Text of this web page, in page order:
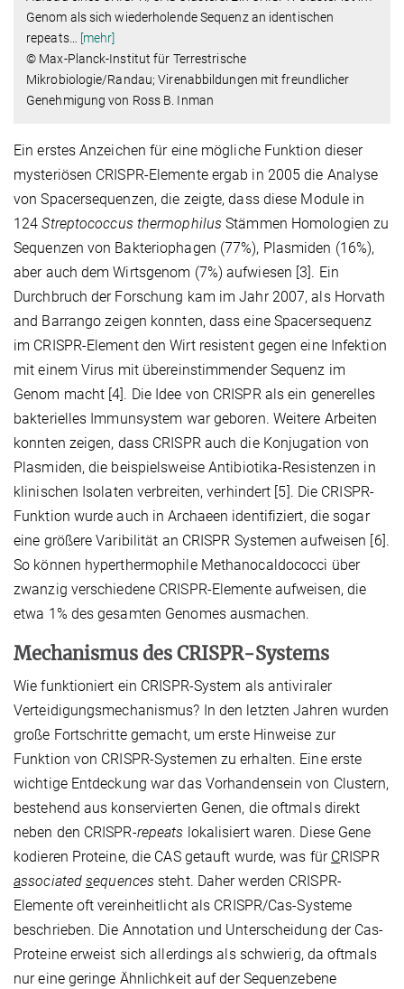
Genom als sich wiederholende Sequenz an identischen
repeats… [mehr]
© Max-Planck-Institut für Terrestrische
Mikrobiologie/Randau; Virenabbildungen mit freundlicher
Genehmigung von Ross B. Inman
Ein erstes Anzeichen für eine mögliche Funktion dieser
mysteriösen CRISPR-Elemente ergab in 2005 die Analyse
von Spacersequenzen, die zeigte, dass diese Module in
124Streptococcus thermophilus Stämmen Homologien zu
Sequenzen von Bakteriophagen (77%), Plasmiden (16%),
aber auch dem Wirtsgenom (7%) aufwiesen [3]. Ein
Durchbruch der Forschung kam im Jahr 2007, als Horvath
and Barrango zeigen konnten, dass eine Spacersequenz
im CRISPR-Element den Wirt resistent gegen eine Infektion
mit einem Virus mit übereinstimmender Sequenz im
Genom macht [4]. Die Idee von CRISPR als ein generelles
bakterielles Immunsystem war geboren. Weitere Arbeiten
konnten zeigen, dass CRISPR auch die Konjugation von
Plasmiden, die beispielsweise Antibiotika-Resistenzen in
klinischen Isolaten verbreiten, verhindert [5]. Die CRISPR-
Funktion wurde auch in Archaeen identifiziert, die sogar
eine größere Varibilität an CRISPR Systemen aufweisen [6].
So können hyperthermophile Methanocaldococci über
zwanzig verschiedene CRISPR-Elemente aufweisen, die
etwa 1% des gesamten Genomes ausmachen.
Mechanismus des CRISPR-Systems
Wie funktioniert ein CRISPR-System als antiviraler
Verteidigungsmechanismus? In den letzten Jahren wurden
große Fortschritte gemacht, um erste Hinweise zur
Funktion von CRISPR-Systemen zu erhalten. Eine erste
wichtige Entdeckung war das Vorhandensein von Clustern,
bestehend aus konservierten Genen, die oftmals direkt
neben den CRISPR-repeats lokalisiert waren. Diese Gene
kodieren Proteine, die CAS getauft wurde, was für CRISPR
associatedsequences steht. Daher werden CRISPR-
Elemente oft vereinheitlicht als CRISPR/Cas-Systeme
beschrieben. Die Annotation und Unterscheidung der Cas-
Proteine erweist sich allerdings als schwierig, da oftmals
nur eine geringe Ähnlichkeit auf der Sequenzebene